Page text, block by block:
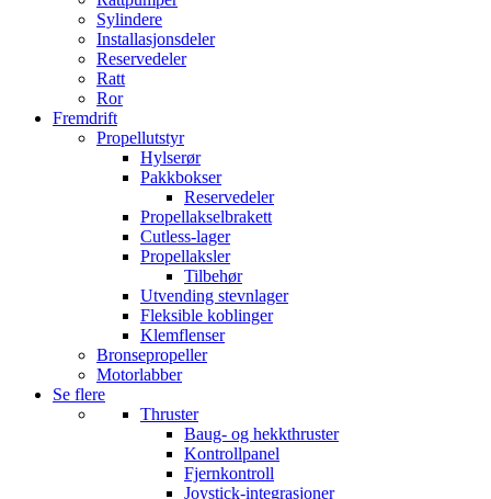
Sylindere
Installasjonsdeler
Reservedeler
Ratt
Ror
Fremdrift
Propellutstyr
Hylserør
Pakkbokser
Reservedeler
Propellakselbrakett
Cutless-lager
Propellaksler
Tilbehør
Utvending stevnlager
Fleksible koblinger
Klemflenser
Bronsepropeller
Motorlabber
Se flere
Thruster
Baug- og hekkthruster
Kontrollpanel
Fjernkontroll
Joystick-integrasjoner